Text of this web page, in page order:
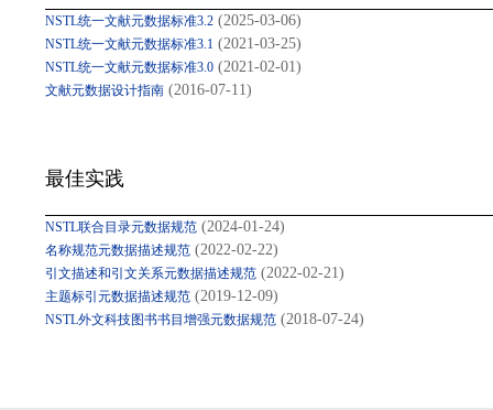
NSTL统一文献元数据标准3.2 (2025-03-06)
NSTL统一文献元数据标准3.1 (2021-03-25)
NSTL统一文献元数据标准3.0 (2021-02-01)
文献元数据设计指南 (2016-07-11)
最佳实践
NSTL联合目录元数据规范 (2024-01-24)
名称规范元数据描述规范 (2022-02-22)
引文描述和引文关系元数据描述规范 (2022-02-21)
主题标引元数据描述规范 (2019-12-09)
NSTL外文科技图书书目增强元数据规范 (2018-07-24)